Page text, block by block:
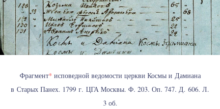
Фрагмент* исповедной ведомости церкви Космы и Дамиана
в Старых Панех. 1799 г. ЦГА Москвы. Ф. 203. Оп. 747. Д. 606. Л.
3 об.